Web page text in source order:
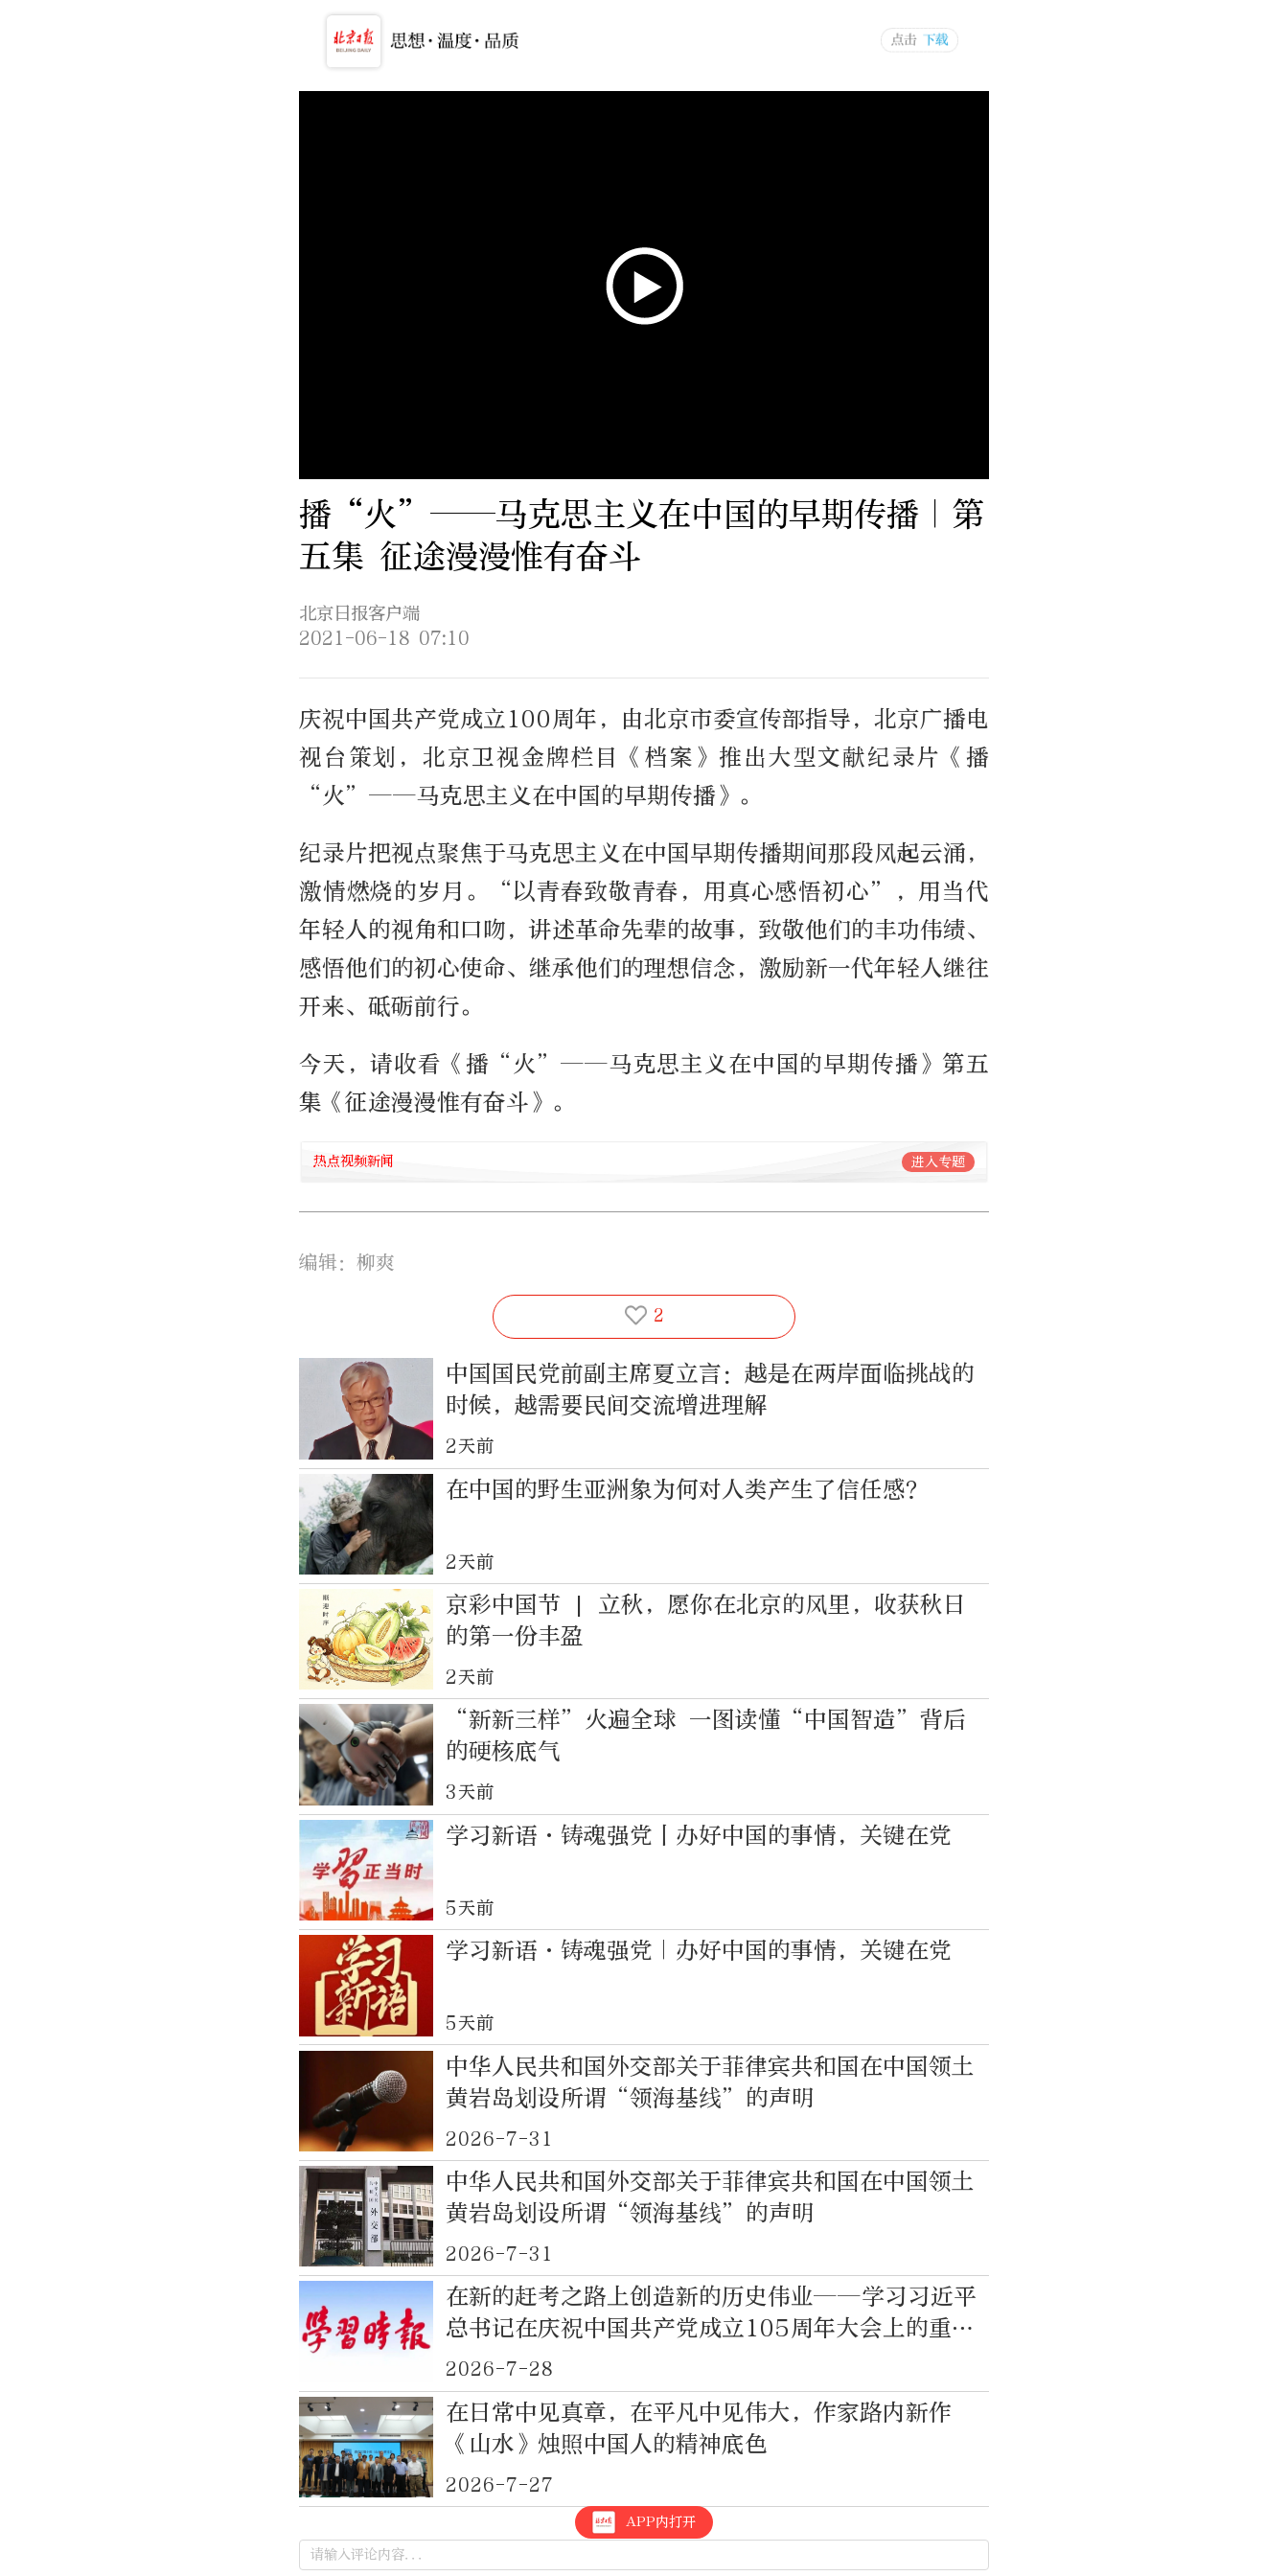
播“火”——马克思主义在中国的早期传播｜第
五集 征途漫漫惟有奋斗
北京日报客户端
2021-06-18 07:10
庆祝中国共产党成立100周年，由北京市委宣传部指导，北京广播电
视台策划，北京卫视金牌栏目《档案》推出大型文献纪录片《播
“火”——马克思主义在中国的早期传播》。
纪录片把视点聚焦于马克思主义在中国早期传播期间那段风起云涌，
激情燃烧的岁月。“以青春致敬青春，用真心感悟初心”，用当代
年轻人的视角和口吻，讲述革命先辈的故事，致敬他们的丰功伟绩、
感悟他们的初心使命、继承他们的理想信念，激励新一代年轻人继往
开来、砥砺前行。
今天，请收看《播“火”——马克思主义在中国的早期传播》第五
集《征途漫漫惟有奋斗》。
热点视频新闻 进入专题
编辑：柳爽
2
中国国民党前副主席夏立言：越是在两岸面临挑战的
时候，越需要民间交流增进理解
2天前
在中国的野生亚洲象为何对人类产生了信任感？
2天前
京彩中国节 | 立秋，愿你在北京的风里，收获秋日
的第一份丰盈
2天前
“新新三样”火遍全球 一图读懂“中国智造”背后
的硬核底气
3天前
学习新语·铸魂强党丨办好中国的事情，关键在党
5天前
学习新语·铸魂强党｜办好中国的事情，关键在党
5天前
中华人民共和国外交部关于菲律宾共和国在中国领土
黄岩岛划设所谓“领海基线”的声明
2026-7-31
中华人民共和国外交部关于菲律宾共和国在中国领土
黄岩岛划设所谓“领海基线”的声明
2026-7-31
在新的赶考之路上创造新的历史伟业——学习习近平
总书记在庆祝中国共产党成立105周年大会上的重要
讲话（三）
2026-7-28
在日常中见真章，在平凡中见伟大，作家路内新作
《山水》烛照中国人的精神底色
2026-7-27
APP内打开